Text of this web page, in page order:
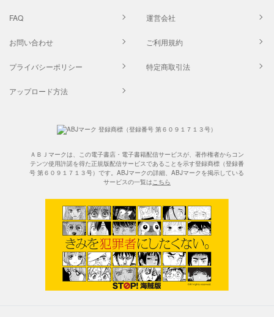
FAQ 運営会社
お問い合わせ ご利用規約
プライバシーポリシー 特定商取引法
アップロード方法
ＡＢＪマークは、この電子書店・電子書籍配信サービスが、著作権者からコン
テンツ使用許諾を得た正規版配信サービスであることを示す登録商標（登録番
号 第６０９１７１３号）です。ABJマークの詳細、ABJマークを掲示している
サービスの一覧はこちら